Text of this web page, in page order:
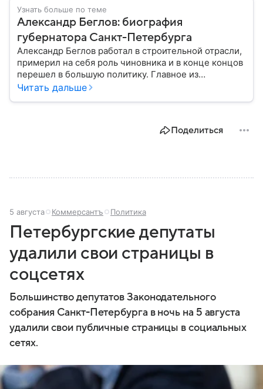
Узнать больше по теме
Александр Беглов: биография
губернатора Санкт-Петербурга
Александр Беглов работал в строительной отрасли,
примерил на себя роль чиновника и в конце концов
перешел в большую политику. Главное из
биографии губернатора Санкт-Петербурга — в
Читать дальше
Поделиться
5 августа Коммерсантъ Политика
Петербургские депутаты
удалили свои страницы в
соцсетях
Большинство депутатов Законодательного
собрания Санкт-Петербурга в ночь на 5 августа
удалили свои публичные страницы в социальных
сетях.